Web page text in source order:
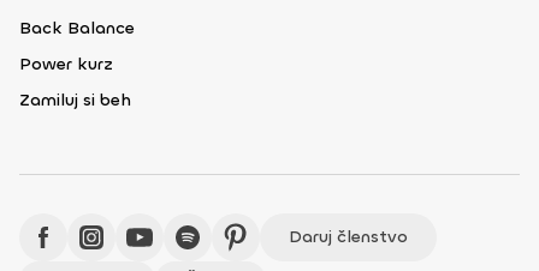
Back Balance
Power kurz
Zamiluj si beh
Daruj členstvo